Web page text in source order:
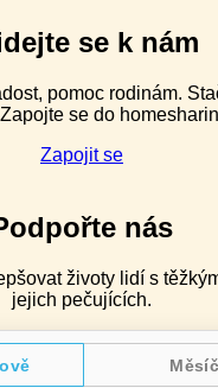
se k nám
pomoc rodinám.
se do
Zapojit se
nás
životy lidí s
jejich pečujících.